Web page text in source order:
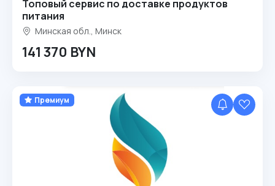
Топовый сервис по доставке продуктов
питания
Минская обл., Минск
141 370 BYN
Премиум